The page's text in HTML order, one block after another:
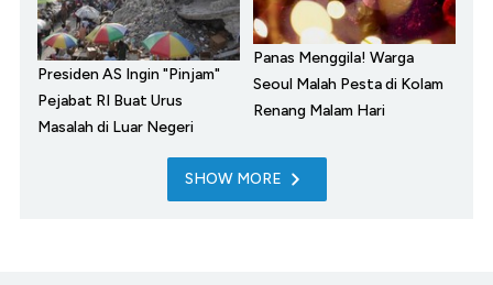
Presiden AS Ingin "Pinjam"
Pejabat RI Buat Urus
Masalah di Luar Negeri
Panas Menggila! Warga
Seoul Malah Pesta di Kolam
Renang Malam Hari
SHOW MORE